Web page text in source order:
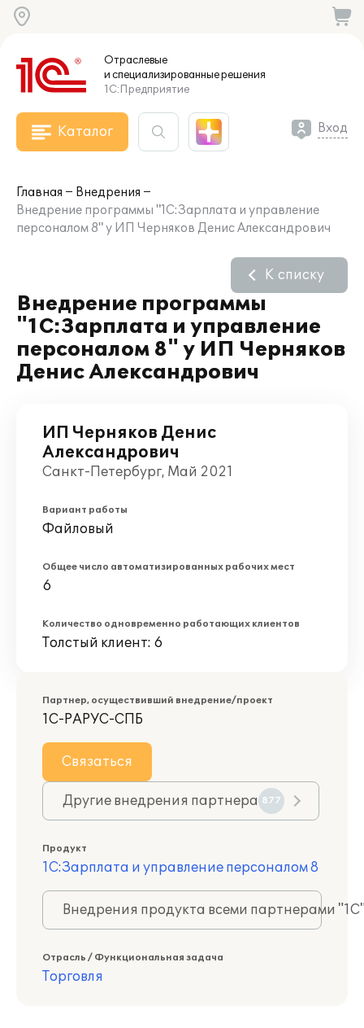
Отраслевые
и специализированныерешения
1С:Предприятие
Каталог Вход
Главная
Внедрения
Внедрение программы "1С:Зарплата и управление
персоналом 8" у ИП Черняков Денис Александрович
Внедрение программы
"1С:Зарплата и управление
персоналом 8" у ИП Черняков
Денис Александрович
К списку
ИП Черняков Денис
Александрович
Санкт-Петербург, Май 2021
Вариант работы
Файловый
Общее число автоматизированных рабочих мест
6
Количество одновременно работающих клиентов
Толстый клиент: 6
Партнер, осуществивший внедрение/проект
1С-РАРУС-СПБ
Связаться
Другие внедрения партнера 877
Продукт
1С:Зарплата и управление персоналом 8
Внедрения продукта всеми партнерами
Отрасль / Функциональная задача
Торговля